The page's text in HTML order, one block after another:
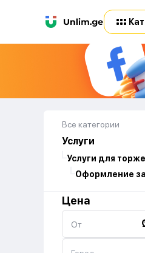
Все категории
Услуги
Услуги для
Оформление
Цена
От